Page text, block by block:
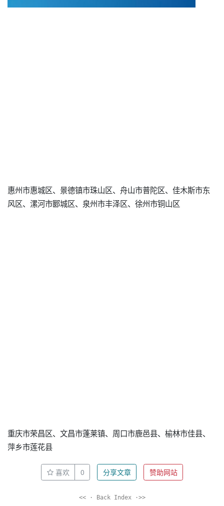
惠州市惠城区、景德镇市珠山区、舟山市普陀区、佳木斯市东
风区、漯河市郾城区、泉州市丰泽区、徐州市铜山区
重庆市荣昌区、文昌市蓬莱镇、周口市鹿邑县、榆林市佳县、
萍乡市莲花县
喜欢 0 分享文章 赞助网站
<< · Back Index ·>>